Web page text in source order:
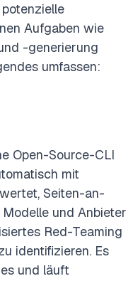
Aufgaben wie
-generierung
umfassen:
Open-Source-CLI
mit
Seiten-an-
und Anbieter
Red-Teaming
identifizieren. Es
und läuft